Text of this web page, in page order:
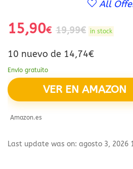
All
15,90€ 19,99€ in stock
10 nuevo de 14,74€
Envío gratuito
VER EN AMAZON
Amazon.es
Last update was on: agosto 3, 2026